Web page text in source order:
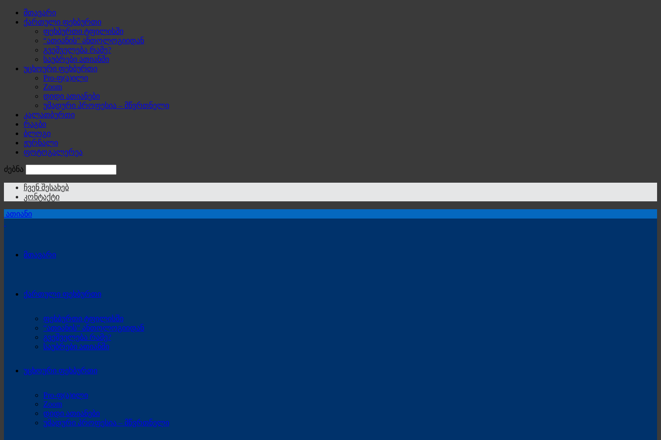
მთავარი
ქართული ფეხბურთი
ფეხბურთი ტფილისში
“ათიანის” ანთოლოგიიდან
გვეშველება რამე?
საუბრები ათიანში
უცხოური ფეხბურთი
Pro-ფ(ა)ილი
Zoom
დიდი ათიანები
უმადური პროფესია – მწვრთნელი
კალათბურთი
რაგბი
ბლოგი
ჟურნალი
ფოტოგალერეა
ძებნა
ჩვენ შესახებ
კონტაქტი
ათიანი
მთავარი
ქართული ფეხბურთი
ფეხბურთი ტფილისში
“ათიანის” ანთოლოგიიდან
გვეშველება რამე?
საუბრები ათიანში
უცხოური ფეხბურთი
Pro-ფ(ა)ილი
Zoom
დიდი ათიანები
უმადური პროფესია – მწვრთნელი